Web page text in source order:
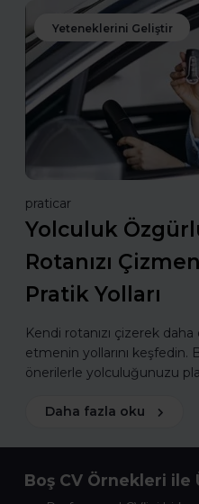
Yeteneklerini Geliştir
praticar
Yolculuk
Rotanızı
Pratik Yolları
Kendi rotanızı çizerek
etmenin yollarını keşfedin.
önerilerle yolculuğunuzu
Daha fazla oku
Boş CV Örnekleri ile